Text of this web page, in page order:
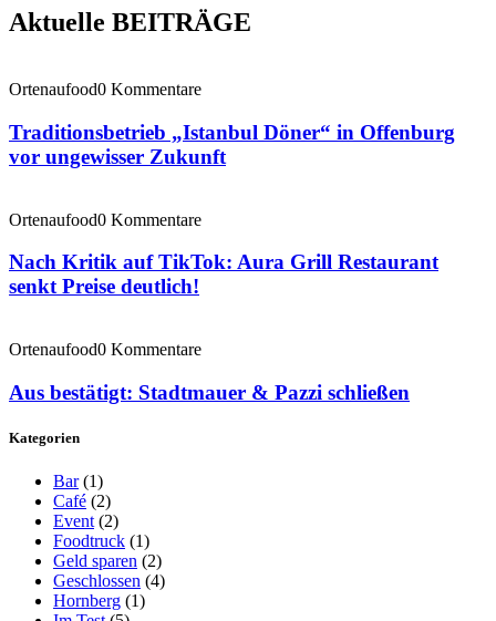
Aktuelle BEITRÄGE
Ortenaufood0 Kommentare
Traditionsbetrieb „Istanbul Döner“ in Offenburg
vor ungewisser Zukunft
Ortenaufood0 Kommentare
Nach Kritik auf TikTok: Aura Grill Restaurant
senkt Preise deutlich!
Ortenaufood0 Kommentare
Aus bestätigt: Stadtmauer & Pazzi schließen
Kategorien
Bar (1)
Café (2)
Event (2)
Foodtruck (1)
Geld sparen (2)
Geschlossen (4)
Hornberg (1)